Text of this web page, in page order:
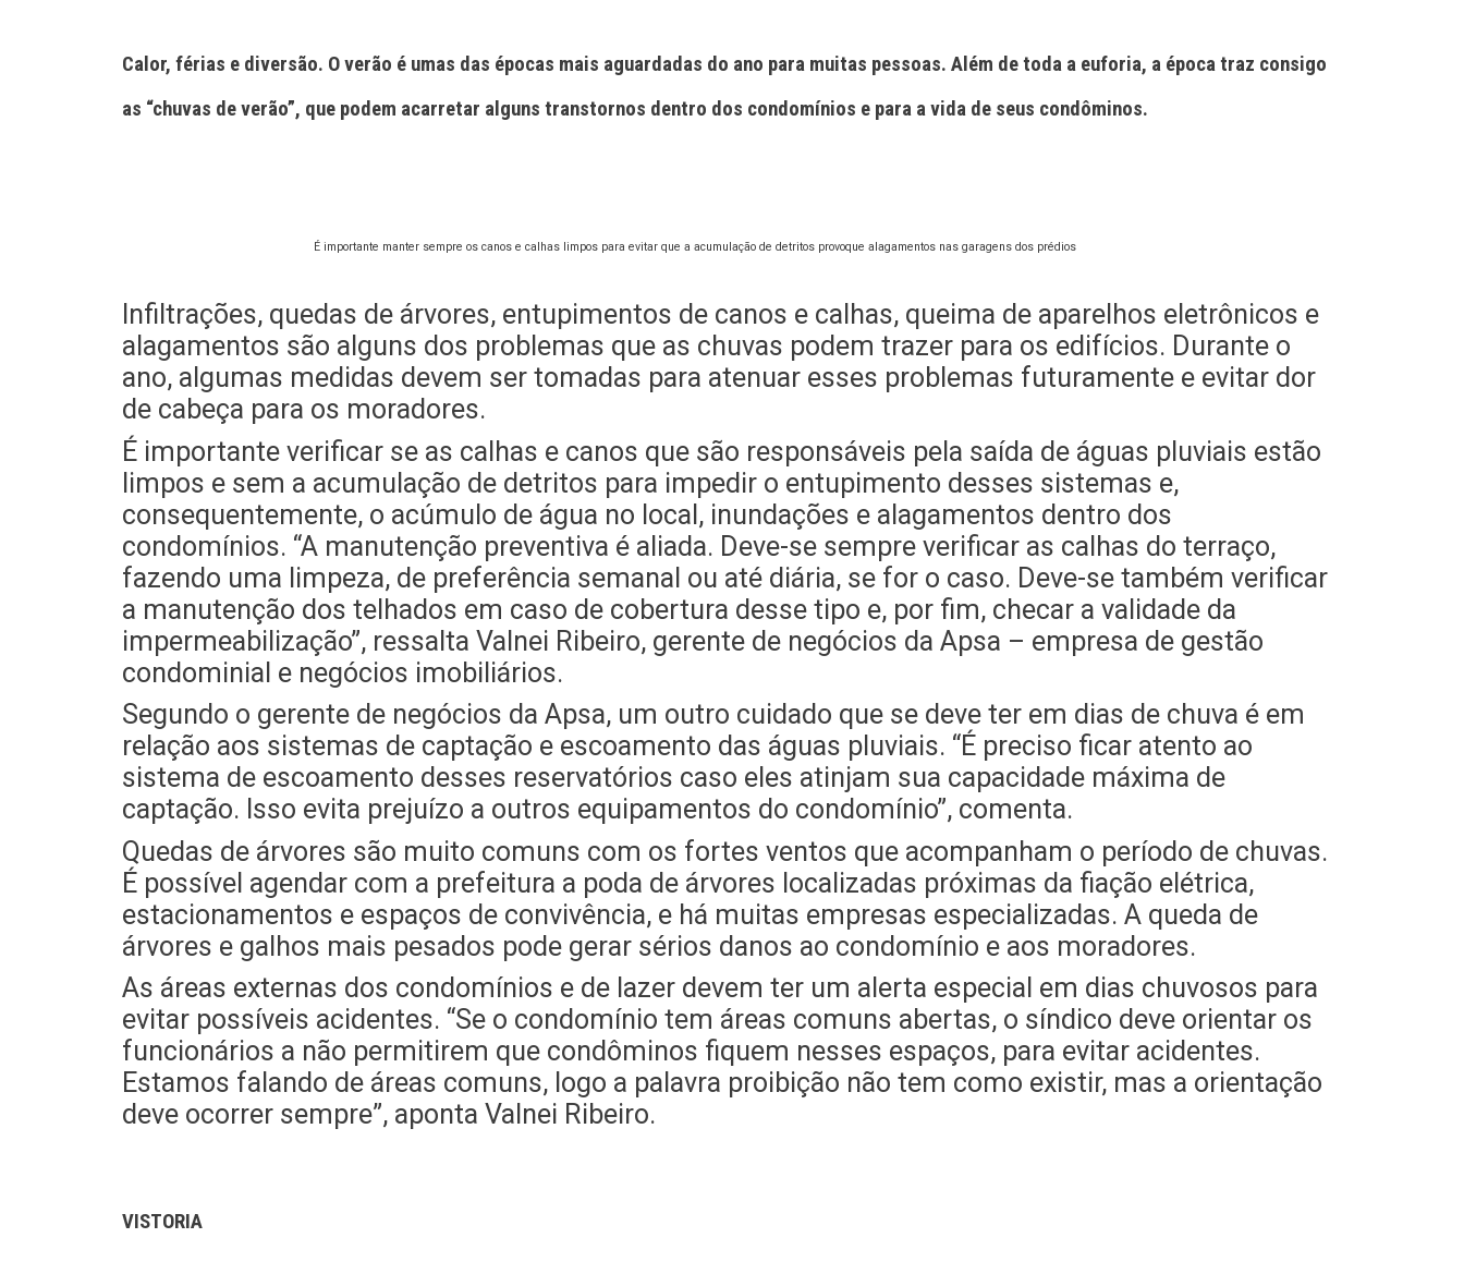
Calor, férias e diversão. O verão é umas das épocas mais aguardadas do ano para muitas pessoas. Além de toda a euforia, a época traz consigo
as “chuvas de verão”, que podem acarretar alguns transtornos dentro dos condomínios e para a vida de seus condôminos.
É importante manter sempre os canos e calhas limpos para evitar que a acumulação de detritos provoque alagamentos nas garagens dos prédios
Infiltrações, quedas de árvores, entupimentos de canos e calhas, queima de aparelhos eletrônicos e
alagamentos são alguns dos problemas que as chuvas podem trazer para os edifícios. Durante o
ano, algumas medidas devem ser tomadas para atenuar esses problemas futuramente e evitar dor
de cabeça para os moradores.
É importante verificar se as calhas e canos que são responsáveis pela saída de águas pluviais estão
limpos e sem a acumulação de detritos para impedir o entupimento desses sistemas e,
consequentemente, o acúmulo de água no local, inundações e alagamentos dentro dos
condomínios. “A manutenção preventiva é aliada. Deve-se sempre verificar as calhas do terraço,
fazendo uma limpeza, de preferência semanal ou até diária, se for o caso. Deve-se também verificar
a manutenção dos telhados em caso de cobertura desse tipo e, por fim, checar a validade da
impermeabilização”, ressalta Valnei Ribeiro, gerente de negócios da Apsa – empresa de gestão
condominial e negócios imobiliários.
Segundo o gerente de negócios da Apsa, um outro cuidado que se deve ter em dias de chuva é em
relação aos sistemas de captação e escoamento das águas pluviais. “É preciso ficar atento ao
sistema de escoamento desses reservatórios caso eles atinjam sua capacidade máxima de
captação. Isso evita prejuízo a outros equipamentos do condomínio”, comenta.
Quedas de árvores são muito comuns com os fortes ventos que acompanham o período de chuvas.
É possível agendar com a prefeitura a poda de árvores localizadas próximas da fiação elétrica,
estacionamentos e espaços de convivência, e há muitas empresas especializadas. A queda de
árvores e galhos mais pesados pode gerar sérios danos ao condomínio e aos moradores.
As áreas externas dos condomínios e de lazer devem ter um alerta especial em dias chuvosos para
evitar possíveis acidentes. “Se o condomínio tem áreas comuns abertas, o síndico deve orientar os
funcionários a não permitirem que condôminos fiquem nesses espaços, para evitar acidentes.
Estamos falando de áreas comuns, logo a palavra proibição não tem como existir, mas a orientação
deve ocorrer sempre”, aponta Valnei Ribeiro.
VISTORIA